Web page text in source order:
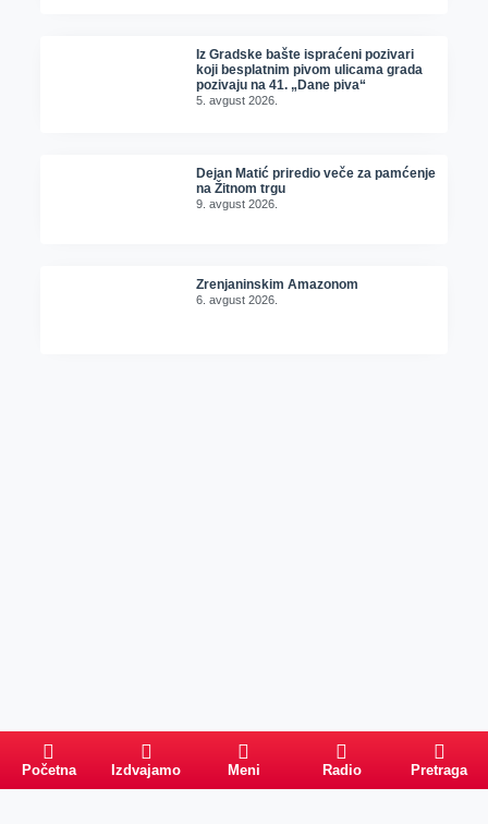
Iz Gradske bašte ispraćeni pozivari
koji besplatnim pivom ulicama grada
pozivaju na 41. „Dane piva“
5. avgust 2026.
Dejan Matić priredio veče za pamćenje
na Žitnom trgu
9. avgust 2026.
Zrenjaninskim Amazonom
6. avgust 2026.
Početna Izdvajamo Meni Radio Pretraga